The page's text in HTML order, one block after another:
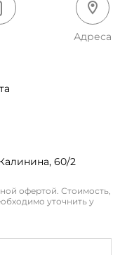
Адреса
60/2
офертой. Стоимость,
уточнить у